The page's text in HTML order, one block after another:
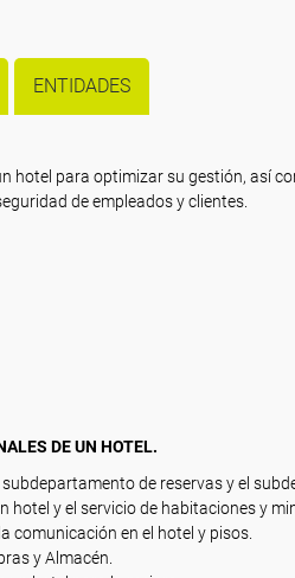
ENTIDADES
hotel para optimizar su gestión, así
de empleados y clientes.
DE UN HOTEL.
de reservas y el
hotel y el servicio de habitaciones y
comunicación en el hotel y pisos.
y Almacén.